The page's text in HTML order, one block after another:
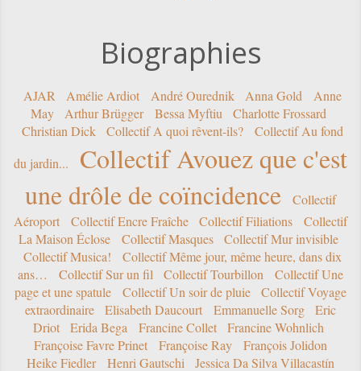
Biographies
AJAR Amélie Ardiot André Ourednik Anna Gold
Anne
May
Arthur Brügger Bessa Myftiu
Charlotte Frossard
Christian Dick
Collectif A quoi rêvent-ils?
Collectif Au fond
du jardin...
Collectif Avouez que c'est
une drôle de coïncidence
Collectif
Aéroport
Collectif Encre Fraîche Collectif Filiations
Collectif
La Maison Éclose
Collectif Masques
Collectif Mur invisible
Collectif Musica!
Collectif Même jour, même heure, dans dix
ans…
Collectif Sur un fil Collectif Tourbillon
Collectif Une
page et une spatule
Collectif Un soir de pluie
Collectif Voyage
extraordinaire
Elisabeth Daucourt Emmanuelle Sorg
Eric
Driot
Erida Bega Francine Collet
Francine Wohnlich
Françoise Favre Prinet
Françoise Ray
François Jolidon
Heike Fiedler
Henri Gautschi
Jessica Da Silva Villacastín